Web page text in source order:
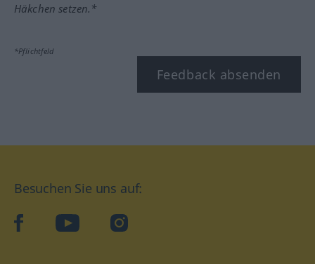
Häkchen setzen.*
*Pflichtfeld
Feedback absenden
Besuchen Sie uns auf:
facebookYouTube Instagram